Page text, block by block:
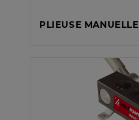
PLIEUSE MANUELLE